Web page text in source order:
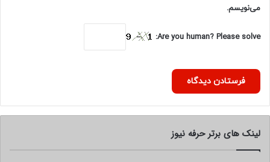
می‌نویسم.
Are you human? Please solve:
لینک های برتر حرفه نیوز